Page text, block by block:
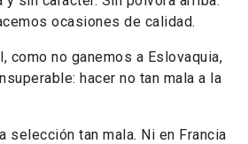
ocasiones de calidad.
como no ganemos a Eslovaquia,
hacer no tan mala a la
selección tan mala. Ni en Francia